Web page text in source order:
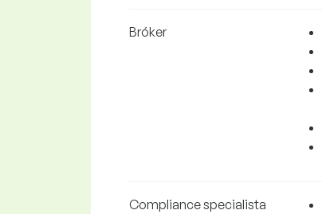
Bróker
Compliance specialista